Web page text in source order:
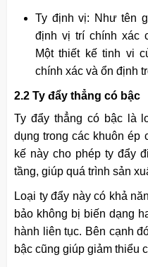
Ty định vị: Như tên
định vị trí chính xác
Một thiết kế tinh vi
chính xác và ổn định
2.2 Ty đẩy thẳng có bậc
Ty đẩy thẳng có bậc là
dụng trong các khuôn ép
kế này cho phép ty đẩy
tầng, giúp quá trình sản
Loại ty đẩy này có khả
bảo không bị biến dạng
hành liên tục. Bên cạnh
bậc cũng giúp giảm thiểu